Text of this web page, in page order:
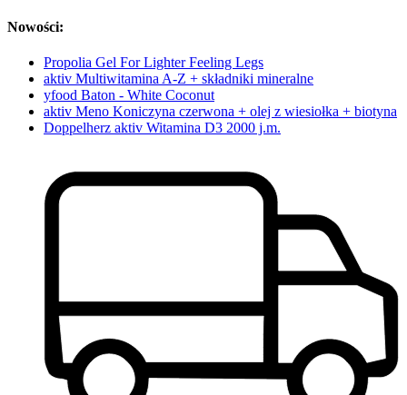
Nowości:
Propolia Gel For Lighter Feeling Legs
aktiv Multiwitamina A-Z + składniki mineralne
yfood Baton - White Coconut
aktiv Meno Koniczyna czerwona + olej z wiesiołka + biotyna
Doppelherz aktiv Witamina D3 2000 j.m.